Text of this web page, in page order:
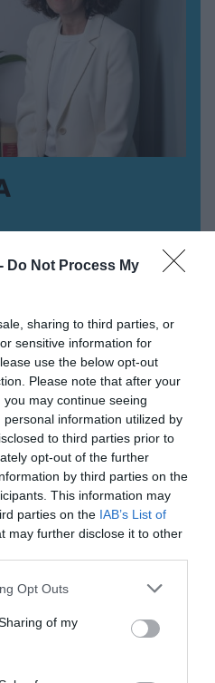
Do Not Process My
sharing to third parties, or
sensitive information for
use the below opt-out
Please note that after your
may continue seeing
information utilized by
to third parties prior to
opt-out of the further
by third parties on the
This information may
parties on the IAB’s List of
may further disclose it to other
Opt Outs
of my
etorkizuna